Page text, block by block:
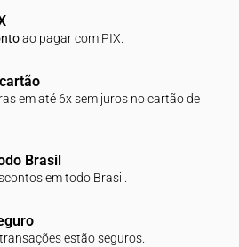
ao pagar com PIX.
em até 6x sem juros no cartão de
Brasil
em todo Brasil.
estão seguros.